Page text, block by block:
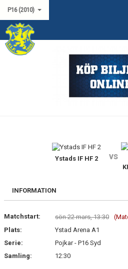
P16 (2010)
HEM
SERIESPEL P19 SYD
Ystads IF HF 2 vs
INFORMATION
Matchstart: sön 22 mars, 13:30
Plats:
Ystad Arena A1
Serie:
Pojkar - P16 Syd
Samling:
12:30